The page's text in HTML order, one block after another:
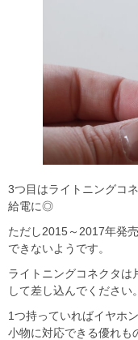
3つ目はライトニングコ
給電に◎
ただし2015～2017年発
できないようです。
ライトニングコネクタは
して差し込んでください。
1つ持っていればイヤホ
小物に対応できる優れも